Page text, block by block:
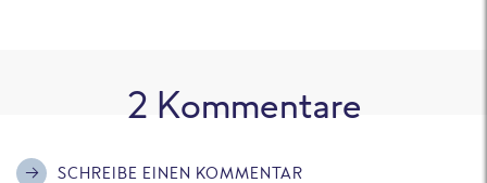
2 Kommentare
SCHREIBE EINEN KOMMENTAR